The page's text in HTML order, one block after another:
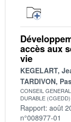
accès aux
vie
KEGELART,
TARDIVON,
CONSEIL
DURABLE (CGEDD)
Rapport: août
n°008977-01